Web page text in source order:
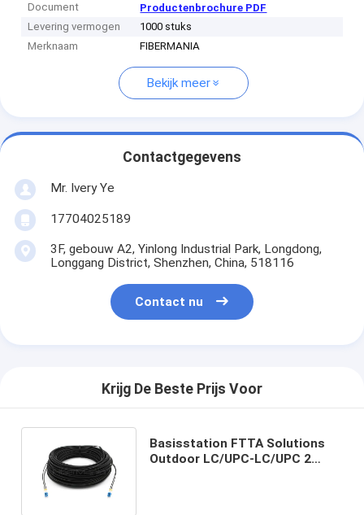
Document
Productenbrochure PDF
Levering vermogen
1000 stuks
Merknaam
FIBERMANIA
Bekijk meer
Contactgegevens
Mr. Ivery Ye
17704025189
3F, gebouw A2, Yinlong Industrial Park, Longdong,
Longgang District, Shenzhen, China, 518116
Contact nu
Krijg De Beste Prijs Voor
Basisstation FTTA Solutions
Outdoor LC/UPC-LC/UPC 2